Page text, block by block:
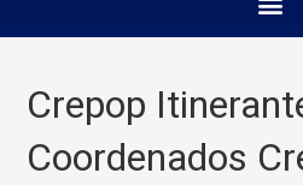
Crepop
Coordenados